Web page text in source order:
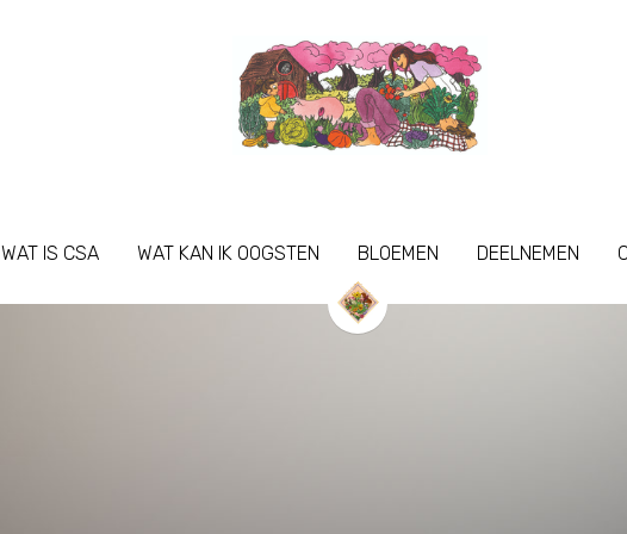
WAT IS CSA WAT KAN IK OOGSTEN BLOEMEN DEELNEMEN
WAT IS CSA WAT KAN IK OOGSTEN BLOEMEN DEELNEMEN